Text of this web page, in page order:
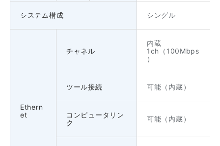
システム構成 シングル
Ethern
et
チャネル
内蔵
1ch（100Mbps
）
ツール接続 可能（内蔵）
コンピュータリン
ク
可能（内蔵）